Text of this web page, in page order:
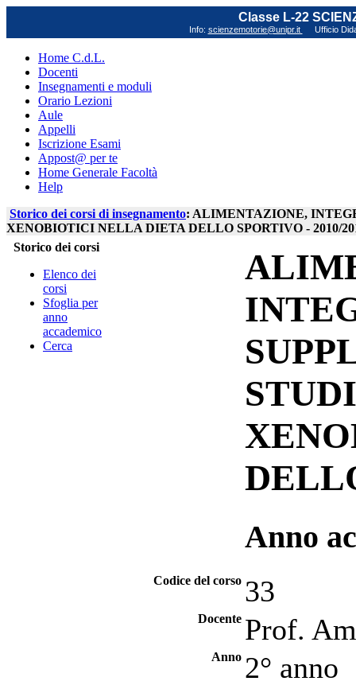
Classe L-22
Info: scienzemotorie@unipr.it Ufficio
Home C.d.L.
Docenti
Insegnamenti e moduli
Orario Lezioni
Aule
Appelli
Iscrizione Esami
Appost@ per te
Home Generale Facoltà
Help
Storico dei corsi di insegnamento: ALIMENTAZIONE,
XENOBIOTICI NELLA DIETA DELLO SPORTIVO - 2010/
Storico dei corsi
Elenco dei
corsi
Sfoglia per
anno
accademico
Cerca
Anno
Codice del corso 33
Docente Prof.
Anno 2° anno